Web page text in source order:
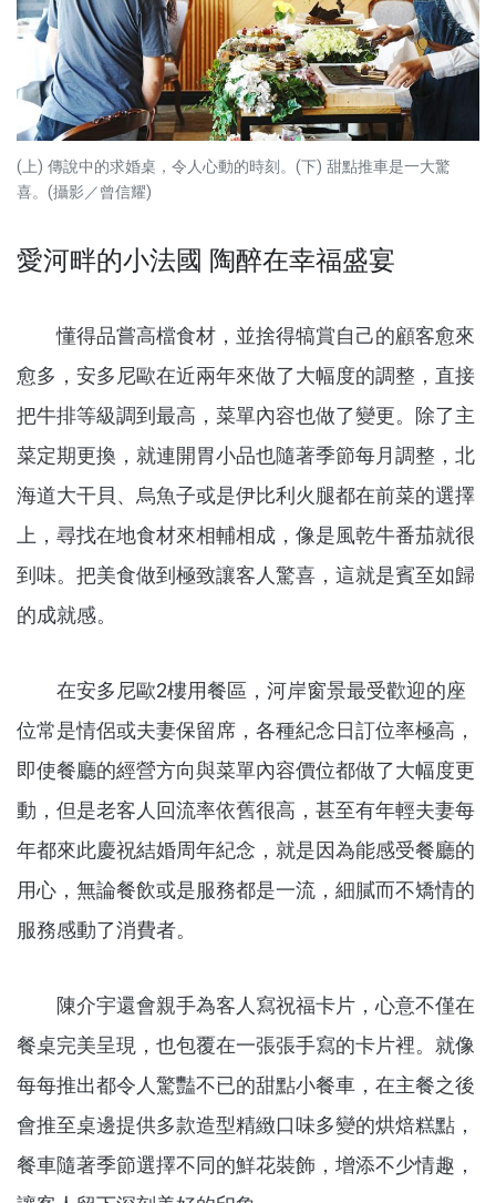
(上) 傳說中的求婚桌，令人心動的時刻。(下) 甜點推車是一大驚
喜。(攝影／曾信耀)
愛河畔的小法國 陶醉在幸福盛宴
懂得品嘗高檔食材，並捨得犒賞自己的顧客愈來
愈多，安多尼歐在近兩年來做了大幅度的調整，直接
把牛排等級調到最高，菜單內容也做了變更。除了主
菜定期更換，就連開胃小品也隨著季節每月調整，北
海道大干貝、烏魚子或是伊比利火腿都在前菜的選擇
上，尋找在地食材來相輔相成，像是風乾牛番茄就很
到味。把美食做到極致讓客人驚喜，這就是賓至如歸
的成就感。
在安多尼歐2樓用餐區，河岸窗景最受歡迎的座
位常是情侶或夫妻保留席，各種紀念日訂位率極高，
即使餐廳的經營方向與菜單內容價位都做了大幅度更
動，但是老客人回流率依舊很高，甚至有年輕夫妻每
年都來此慶祝結婚周年紀念，就是因為能感受餐廳的
用心，無論餐飲或是服務都是一流，細膩而不矯情的
服務感動了消費者。
陳介宇還會親手為客人寫祝福卡片，心意不僅在
餐桌完美呈現，也包覆在一張張手寫的卡片裡。就像
每每推出都令人驚豔不已的甜點小餐車，在主餐之後
會推至桌邊提供多款造型精緻口味多變的烘焙糕點，
餐車隨著季節選擇不同的鮮花裝飾，增添不少情趣，